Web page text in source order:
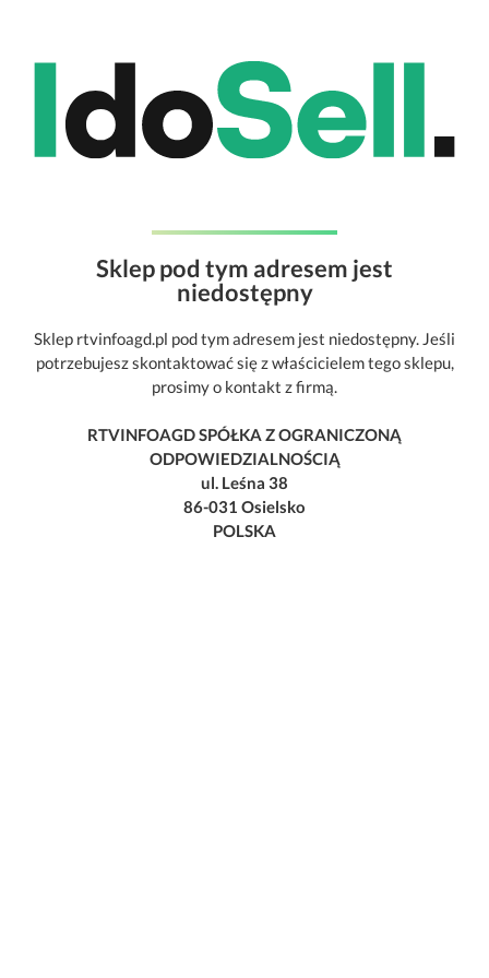
Sklep pod tym adresem jest
niedostępny
Sklep rtvinfoagd.pl pod tym adresem jest niedostępny. Jeśli
potrzebujesz skontaktować się z właścicielem tego sklepu,
prosimy o kontakt z firmą.
RTVINFOAGD SPÓŁKA Z OGRANICZONĄ
ODPOWIEDZIALNOŚCIĄ
ul. Leśna 38
86-031 Osielsko
POLSKA